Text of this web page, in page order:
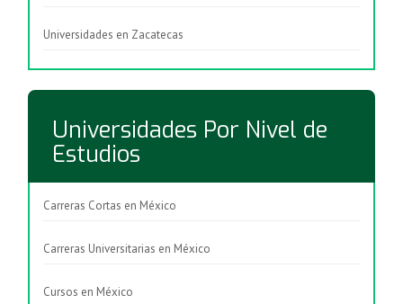
Universidades en Zacatecas
Universidades Por Nivel de
Estudios
Carreras Cortas en México
Carreras Universitarias en México
Cursos en México